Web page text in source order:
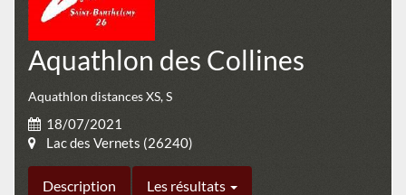
Aquathlon des Collines
Aquathlon distances XS, S
18/07/2021
Lac des Vernets (26240)
Description Les résultats